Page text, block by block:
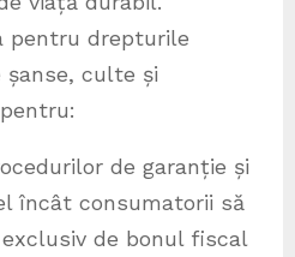
pentru drepturile
culte și
de garanție și
încât consumatorii să
de bonul fiscal